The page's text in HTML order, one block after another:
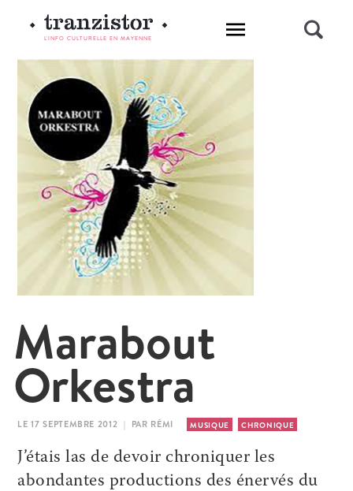
L'INFO CULTURELLE EN MAYENNE
Marabout
Orkestra
LE 17 SEPTEMBRE 2012 | PAR RÉMI MUSIQUE CHRONIQUE
J’étais las de devoir chroniquer les
abondantes productions des énervés du